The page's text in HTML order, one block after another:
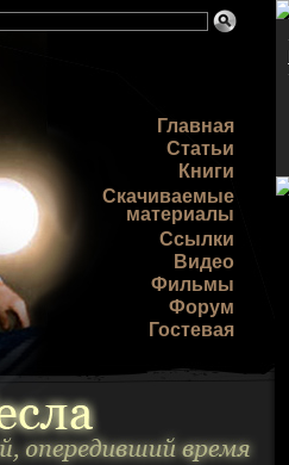
Главная
Статьи
Книги
Скачиваемые
материалы
Ссылки
Видео
Фильмы
Форум
Гостевая